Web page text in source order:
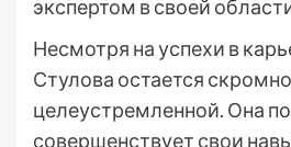
экспертом в своей
Несмотря на успехи в
Стулова остается
целеустремленной. Она
совершенствует свои